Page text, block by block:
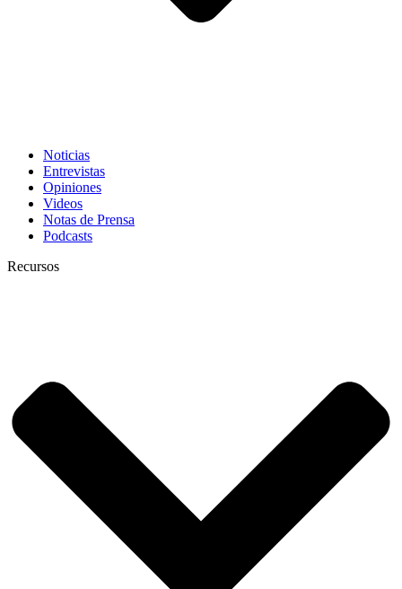
Noticias
Entrevistas
Opiniones
Videos
Notas de Prensa
Podcasts
Recursos